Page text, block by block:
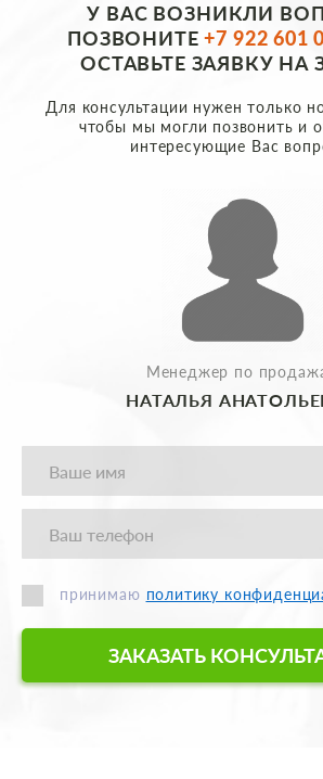
У ВАС ВОЗНИКЛИ
ПОЗВОНИТЕ+7 922 601
ОСТАВЬТЕ ЗАЯВКУ НА
Для консультации нужен только
чтобы мы могли позвонить и
интересующие Вас
Менеджер по
НАТАЛЬЯ
принимаю политику
ЗАКАЗАТЬ